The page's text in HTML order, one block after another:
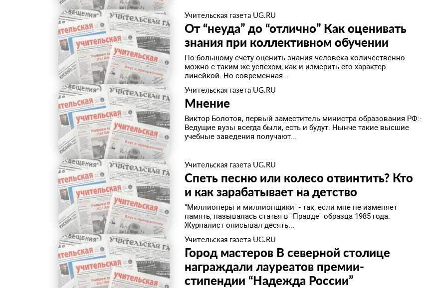
Учительская газета UG.RU
От “неуда” до “отлично” Как оценивать
знания при коллективном обучении
По большому счету оценить знания человека количественно
можно с таким же успехом, как и измерить его характер
линейкой. Но современная...
Учительская газета UG.RU
Мнение
Виктор Болотов, первый заместитель министра образования РФ:-
Ведущие вузы всегда были, есть и будут. Нынче такие высшие
учебные заведения получают...
Учительская газета UG.RU
Спеть песню или колесо отвинтить? Кто
и как зарабатывает на детство
"Миллионеры и миллионщики" - так, если мне не изменяет
память, называлась статья в "Правде" образца 1985 года.
Журналист описывал десять...
Учительская газета UG.RU
Город мастеров В северной столице
награждали лауреатов премии-
стипендии “Надежда России”